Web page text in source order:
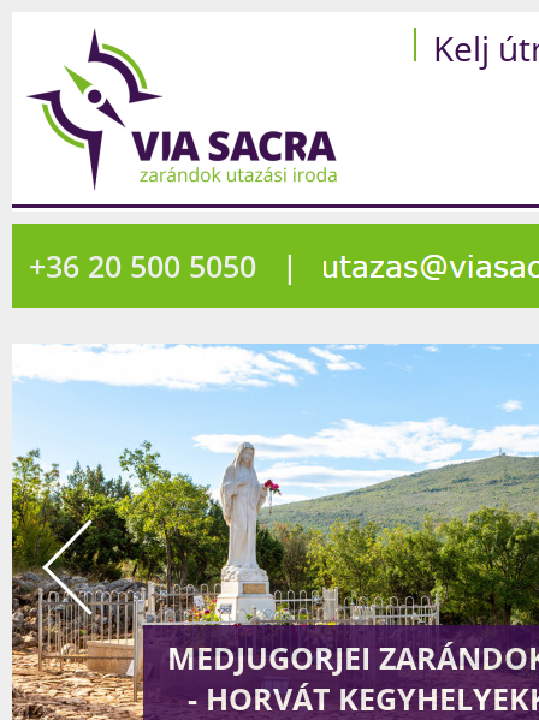
Kelj
+36 20 500 5050 |
1926
MEDJUGORJEI
- HORVÁT